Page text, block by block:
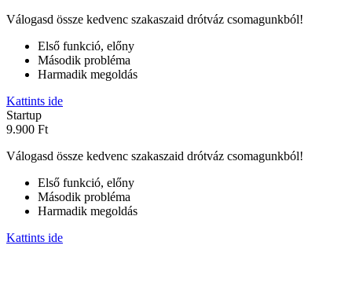
Válogasd össze kedvenc szakaszaid drótváz csomagunkból!
Első funkció, előny
Második probléma
Harmadik megoldás
Kattints ide
Startup
9.900 Ft
Válogasd össze kedvenc szakaszaid drótváz csomagunkból!
Első funkció, előny
Második probléma
Harmadik megoldás
Kattints ide